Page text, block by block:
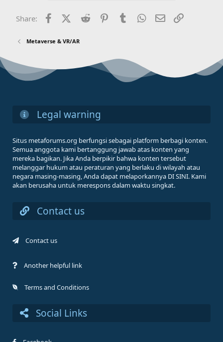
Share: FacebookX (Twitter)
Reddit PinterestTumblr WhatsApp
Email
Metaverse & VR/AR
Legal warning
Situs metaforums.org berfungsi sebagai platform berbagi konten.
Semua anggota kami bertanggung jawab atas konten yang
mereka bagikan. Jika Anda berpikir bahwa konten tersebut
melanggar hukum atau peraturan yang berlaku di wilayah atau
negara masing-masing, Anda dapat melaporkannya DI SINI. Kami
akan berusaha untuk merespons dalam waktu singkat.
Contact us
Contact us
Another helpful link
Terms and Conditions
Social Links